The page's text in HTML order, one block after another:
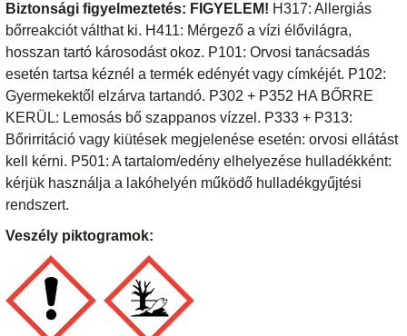
Biztonsági figyelmeztetés: FIGYELEM! H317: Allergiás
bőrreakciót válthat ki. H411: Mérgező a vízi élővilágra,
hosszan tartó károsodást okoz. P101: Orvosi tanácsadás
esetén tartsa kéznél a termék edényét vagy címkéjét. P102:
Gyermekektől elzárva tartandó. P302 + P352 HA BŐRRE
KERÜL: Lemosás bő szappanos vízzel. P333 + P313:
Bőrirritáció vagy kiütések megjelenése esetén: orvosi ellátást
kell kérni. P501: A tartalom/edény elhelyezése hulladékként:
kérjük használja a lakóhelyén működő hulladékgyűjtési
rendszert.
Veszély piktogramok: